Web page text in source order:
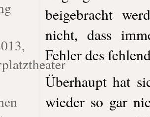
beigebracht
nicht, dass
Fehler des
Überhaupt hat
wieder so gar